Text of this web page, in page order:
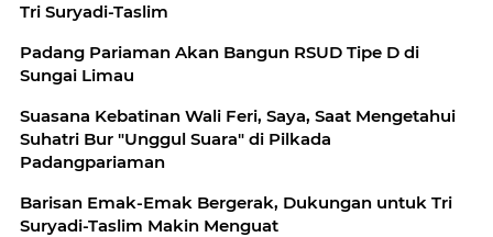
Tri Suryadi-Taslim
Padang Pariaman Akan Bangun RSUD Tipe D di
Sungai Limau
Suasana Kebatinan Wali Feri, Saya, Saat Mengetahui
Suhatri Bur "Unggul Suara" di Pilkada
Padangpariaman
Barisan Emak-Emak Bergerak, Dukungan untuk Tri
Suryadi-Taslim Makin Menguat